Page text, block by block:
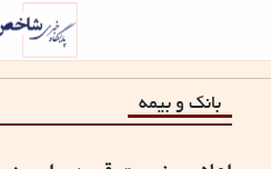
بانک و بیمه